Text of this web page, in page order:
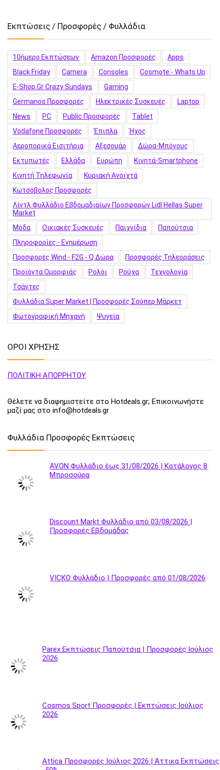
Εκπτώσεις / Προσφορές / Φυλλάδια
10ήμερο Εκπτώσεων Amazon Προσφορές
Apps
Black Friday
Camera Consoles
Cosmote - Whats Up
E-Shop.gr Crazy Sundays
Gaming
Germanos Προσφορές
Hλεκτρικές Συσκευές
Laptop
News
PC Public Προσφορές
Tablet
Vodafone Προσφορές
Έπιπλα
Ήχος
Αεροπορικά Εισιτήρια
Αξεσουάρ
Δώρα-Μπόνους
Εκτυπωτές
Ελλάδα Ευρώπη
Κινητά-Smartphone
Κινητή Τηλεφωνία
Κυριακή Ανοιχτά
Κωτσόβολος Προσφορές
Λίντλ Φυλλάδιο Εβδομαδιαίων Προσφορών Lidl Hellas Super
Market
Μόδα
Οικιακές Συσκευές Παιχνίδια
Παπούτσια
Πληροφορίες - Ενημέρωση
Προσφορές Wind - F2G - Q Δώρα
Προσφορές Τηλεοράσεις
Προϊόντα Ομορφιάς
Ρολόι Ρούχα
Τεχνολογία
Τσάντες
Φυλλάδια Super Market | Προσφορές Σούπερ Μάρκετ
Φωτογραφική Μηχανή
Ψυγεία
ΟΡΟΙ ΧΡΗΣΗΣ
ΠΟΛΙΤΙΚΗ ΑΠΟΡΡΗΤΟΥ
Θέλετε να διαφημιστείτε στο Hotdeals.gr; Επικοινωνήστε
μαζί μας στο info@hotdeals.gr
Φυλλάδια Προσφορές Εκπτώσεις
AVON Φυλλάδιο έως 31/08/2026 | Κατάλογος 8
Μπροσούρα
Discount Markt Φυλλάδιο από 03/08/2026 |
Προσφορές Εβδομάδας
VICKO Φυλλάδιο | Προσφορές από 01/08/2026
Parex Εκπτώσεις Παπούτσια | Προσφορές Ιούλιος
2026
Cosmos Sport Προσφορές | Εκπτώσεις Ιούλιος
2026
Attica Προσφορές Ιούλιος 2026 | Άττικα Εκπτώσεις